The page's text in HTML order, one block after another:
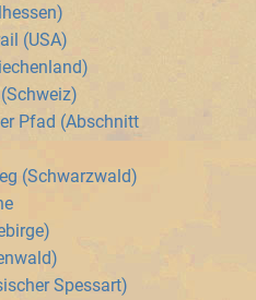
(USA)
Pfad (Abschnitt
(Schwarzwald)
Spessart)